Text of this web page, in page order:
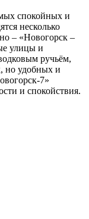
спокойных и
несколько
– «Новогорск –
улицы и
ручьём,
но удобных и
7»
и спокойствия.